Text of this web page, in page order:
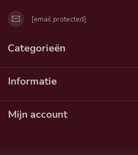
[email protected]
Categorieën
Informatie
Mijn account